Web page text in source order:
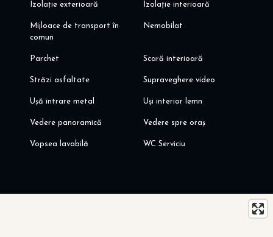
Izolație exterioară Izolație interioară
Mijloace de transport în
comun
Nemobilat
Parchet Scară interioară
Străzi asfaltate Supraveghere video
Ușă intrare metal Uși interior lemn
Vedere panoramică Vedere spre oraș
Vopsea lavabilă WC Serviciu